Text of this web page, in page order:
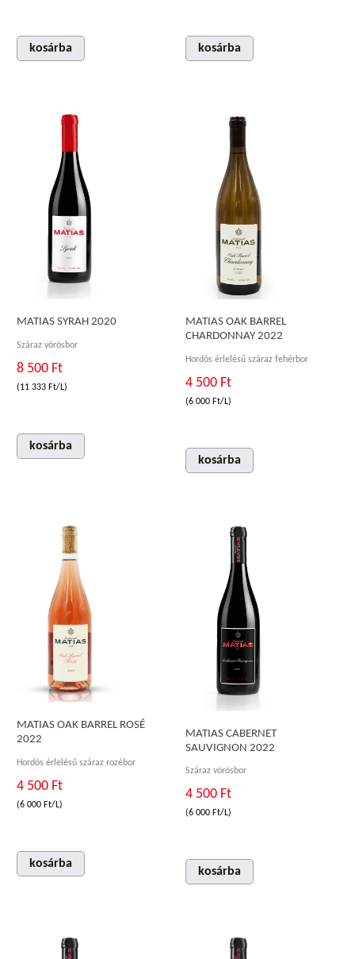
kosárba kosárba
MATIAS SYRAH 2020
Száraz vörösbor
8 500 Ft
(11 333 Ft/L)
kosárba
MATIAS OAK BARREL
CHARDONNAY 2022
Hordós érlelésű száraz fehérbor
4 500 Ft
(6 000 Ft/L)
kosárba
MATIAS OAK BARREL ROSÉ
2022
Hordós érlelésű száraz rozébor
4 500 Ft
(6 000 Ft/L)
kosárba
MATIAS CABERNET
SAUVIGNON 2022
Száraz vörösbor
4 500 Ft
(6 000 Ft/L)
kosárba